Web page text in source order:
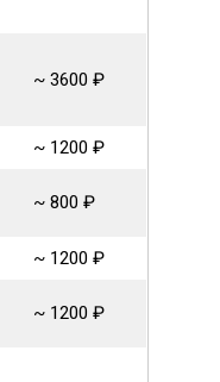
~ 3600 ₽
~ 1200 ₽
~ 800 ₽
~ 1200 ₽
~ 1200 ₽